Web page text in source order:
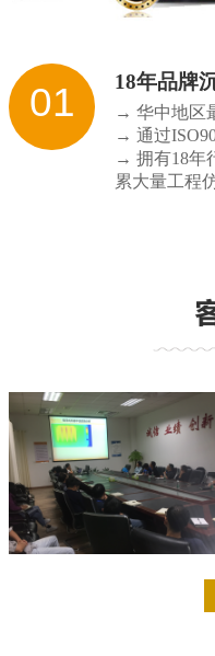
01 18年品牌
→ 华中地区
→ 通过
→ 拥有18年
累大量工程